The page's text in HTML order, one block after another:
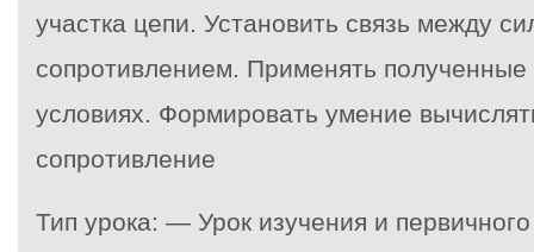
участка цепи. Установить связь между
сопротивлением. Применять
условиях. Формировать умение
сопротивление
Тип урока: — Урок изучения и